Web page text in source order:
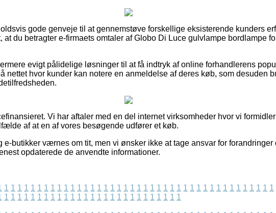
gode genveje til at gennemstøve forskellige eksisterende kunders
at du betragter e-firmaets omtaler af Globo Di Luce gulvlampe bordlampe
evigt pålidelige løsninger til at få indtryk af online forhandlerens
nettet hvor kunder kan notere en anmeldelse af deres køb, som desuden
Vi har aftaler med en del internet virksomheder hvor vi
af at en af vores besøgende udfører et køb.
e-butikker værnes om tit, men vi ønsker ikke at tage ansvar for forandringer
opdaterede de anvendte informationer.
1 1 1 1 1 1 1 1 1 1 1 1 1 1 1 1 1 1 1 1 1 1 1 1 1 1 1 1 1 1 1 1 1 1 1 1 1 1 1 1 1
1 1 1 1 1 1 1 1 1 1 1 1 1 1 1 1 1 1 1 1 1 1 1 1 1 1 1